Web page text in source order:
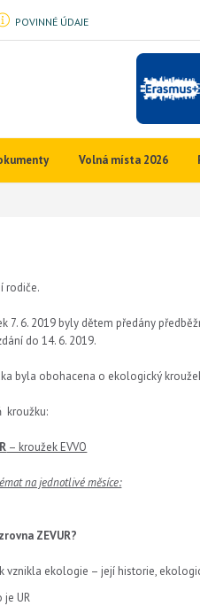
POVINNÉ ÚDAJE
Volná místa 2026
rodiče.
7. 6. 2019 byly dětem předány
do 14. 6. 2019.
byla obohacena o ekologický
kroužku:
– kroužek EVVO
na jednotlivé měsíce:
ZEVUR?
vznikla ekologie – její historie,
je UR